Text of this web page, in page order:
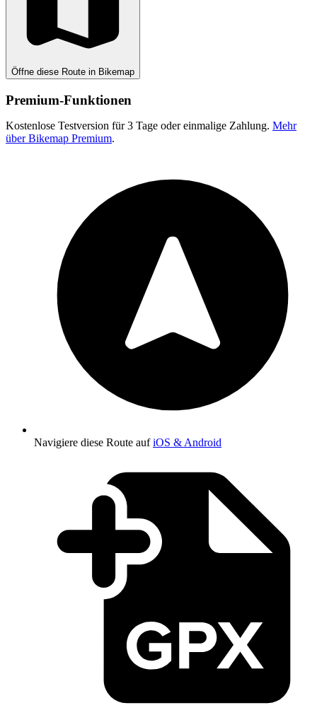
Öffne diese Route in Bikemap
Premium-Funktionen
Kostenlose Testversion für 3 Tage oder einmalige Zahlung. Mehr
über Bikemap Premium.
Navigiere diese Route aufiOS & Android